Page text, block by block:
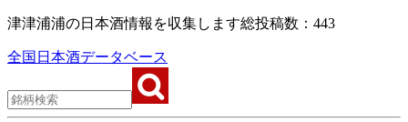
津津浦浦の日本酒情報を収集します総投稿数：443
全国日本酒データベース